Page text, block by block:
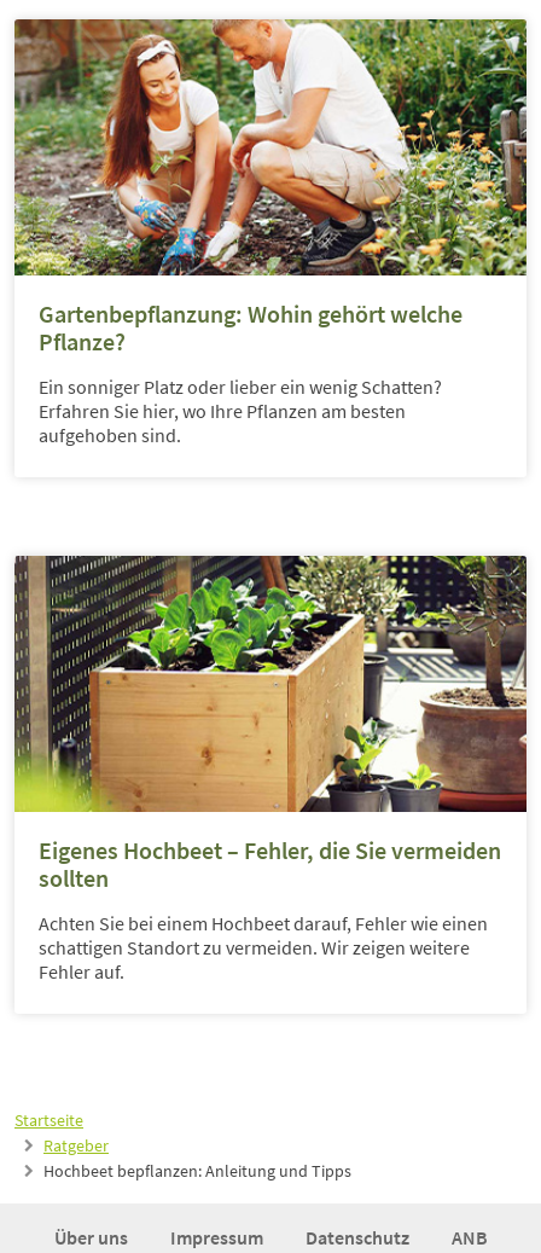
Startseite
Ratgeber
Hochbeet bepflanzen: Anleitung und Tipps
Gartenbepflanzung: Wohin gehört welche
Pflanze?
Ein sonniger Platz oder lieber ein wenig Schatten?
Erfahren Sie hier, wo Ihre Pflanzen am besten
aufgehoben sind.
Eigenes Hochbeet – Fehler, die Sie vermeiden
sollten
Achten Sie bei einem Hochbeet darauf, Fehler wie einen
schattigen Standort zu vermeiden. Wir zeigen weitere
Fehler auf.
Über uns Impressum Datenschutz ANB